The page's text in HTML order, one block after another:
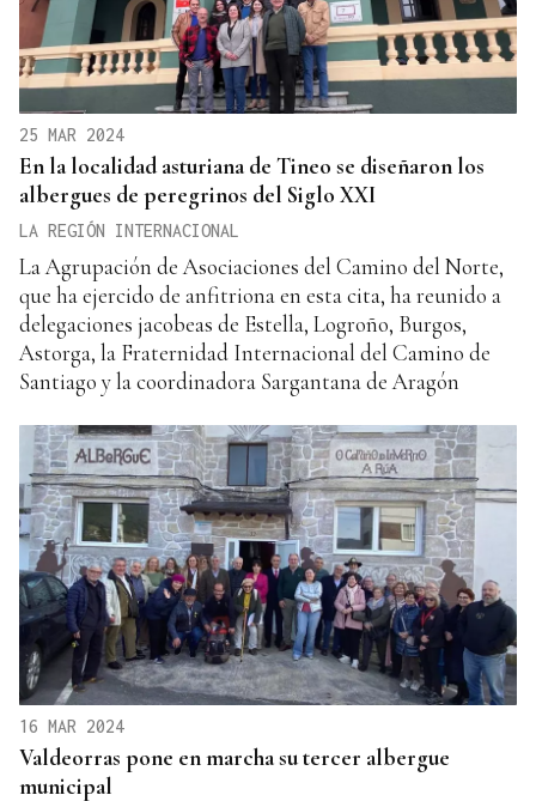
25 MAR 2024
En la localidad asturiana de Tineo se diseñaron los
albergues de peregrinos del Siglo XXI
LA REGIÓN INTERNACIONAL
La Agrupación de Asociaciones del Camino del Norte,
que ha ejercido de anfitriona en esta cita, ha reunido a
delegaciones jacobeas de Estella, Logroño, Burgos,
Astorga, la Fraternidad Internacional del Camino de
Santiago y la coordinadora Sargantana de Aragón
16 MAR 2024
Valdeorras pone en marcha su tercer albergue
municipal